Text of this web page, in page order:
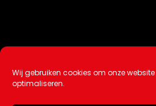
Wij gebruiken cookies om onze
optimaliseren.
Ontwikkeling /